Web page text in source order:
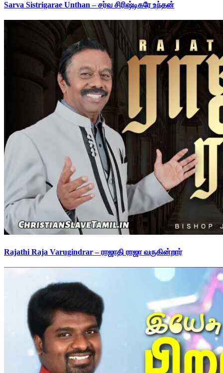
Sarva Sistrigarae Unthan – சர்வ சிரிஷ்டிகரே உந்தன்
Rajathi Raja Varugindrar – ராஜாதி ராஜா வருகின்றார்